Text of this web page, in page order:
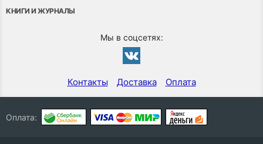
КНИГИ И ЖУРНАЛЫ
Мы в соцсетях:
Контакты Доставка Оплата
Оплата: